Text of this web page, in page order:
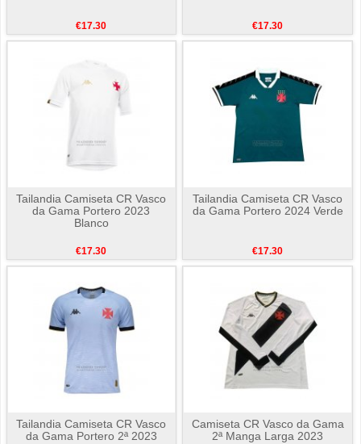
€17.30 €17.30
Tailandia Camiseta CR Vasco
da Gama Portero 2023
Blanco
€17.30
Tailandia Camiseta CR Vasco
da Gama Portero 2024 Verde
€17.30
Tailandia Camiseta CR Vasco
da Gama Portero 2ª 2023
Camiseta CR Vasco da Gama
2ª Manga Larga 2023